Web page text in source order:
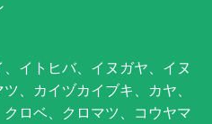
イトヒバ、イヌガヤ、イヌ
、カイヅカイブキ、カヤ、
ロベ、クロマツ、コウヤマ